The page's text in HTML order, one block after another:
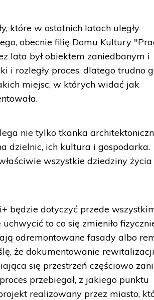
które w ostatnich latach uległy
obecnie filię Domu Kultury
lata był obiektem zaniedbanym i
i rozległy proces, dlatego trudno
miejsc, w których widać jak
nie tylko tkanka
dzielnic, ich kultura i gospodarka.
wszystkie dziedziny życia
będzie dotyczyć przede
to co się zmieniło
odremontowane fasady albo
że dokumentowanie
się przestrzeń częściowo
przebiegał, z jakiego punktu
realizowany przez miasto,